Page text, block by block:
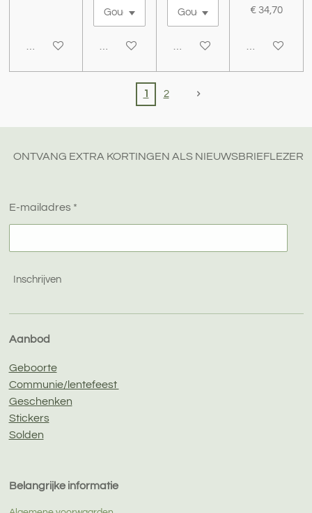
Bekijk details Bekijk details Bekijk details
€ 34,70
Bekijk details
1 2
ONTVANG EXTRA KORTINGEN ALS NIEUWSBRIEFLEZER
E-mailadres *
Inschrijven
Aanbod
Geboorte
Communie/lentefeest
Geschenken
Stickers
Solden
Belangrijke informatie